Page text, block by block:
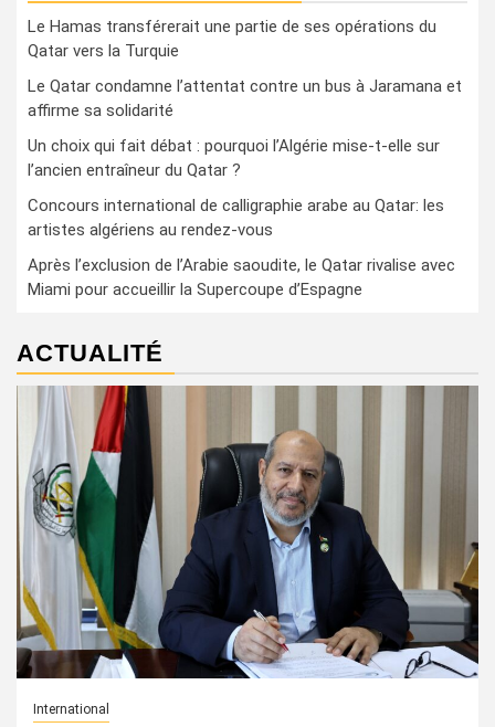
Le Hamas transférerait une partie de ses opérations du
Qatar vers la Turquie
Le Qatar condamne l’attentat contre un bus à Jaramana et
affirme sa solidarité
Un choix qui fait débat : pourquoi l’Algérie mise-t-elle sur
l’ancien entraîneur du Qatar ?
Concours international de calligraphie arabe au Qatar: les
artistes algériens au rendez-vous
Après l’exclusion de l’Arabie saoudite, le Qatar rivalise avec
Miami pour accueillir la Supercoupe d’Espagne
ACTUALITÉ
International